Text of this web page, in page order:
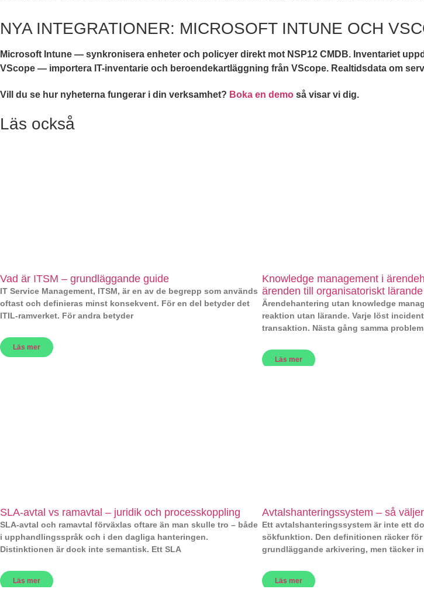
NYA INTEGRATIONER: MICROSOFT INTUNE OCH
Microsoft Intune — synkronisera enheter och policyer direkt mot NSP12 CMDB. Inventariet
VScope — importera IT-inventarie och beroendekartläggning från VScope. Realtidsdata om
Vill du se hur nyheterna fungerar i din verksamhet? Boka en demo så visar vi dig.
Läs också
Vad är ITSM – grundläggande guide
IT Service Management, ITSM, är en av de begrepp som används
oftast och definieras minst konsekvent. För en del betyder det
ITIL-ramverket. För andra betyder
Läs mer
Knowledge management i
ärenden till organisatoriskt lärande
Ärendehantering utan knowledge
reaktion utan lärande. Varje löst
transaktion. Nästa gång samma
Läs mer
SLA-avtal vs ramavtal – juridik och processkoppling
SLA-avtal och ramavtal förväxlas oftare än man skulle tro – både
i upphandlingsspråk och i den dagliga hanteringen.
Distinktionen är dock inte semantisk. Ett SLA
Läs mer
Avtalshanteringssystem – så
Ett avtalshanteringssystem är inte ett
sökfunktion. Den definitionen räcker för
grundläggande arkivering, men täcker
Läs mer